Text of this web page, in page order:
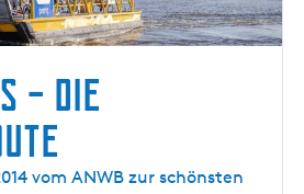
– die
vom ANWB zur schönsten